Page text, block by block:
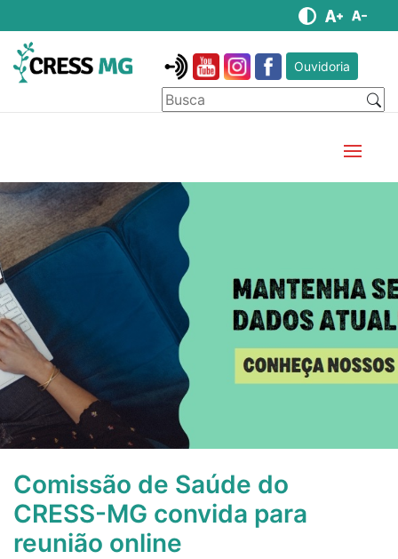
Ouvidoria
Comissão de Saúde do
CRESS-MG convida para
reunião online